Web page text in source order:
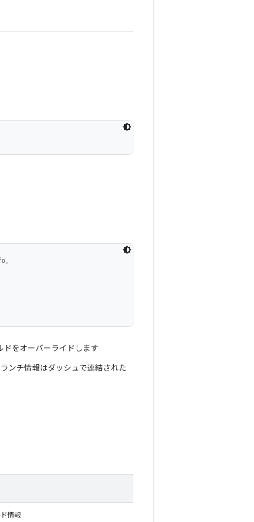
をオーバーライドします
ンチ情報はダッシュで連結された
情報